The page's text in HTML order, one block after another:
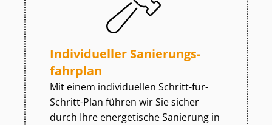
Individueller Sa­nie­rungs­
fahr­plan
Mit einem individuellen Schritt-für-
Schritt-Plan führen wir Sie sicher
durch Ihre energetische Sanierung in